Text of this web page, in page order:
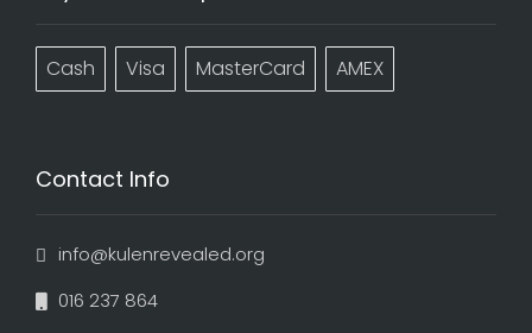
Cash Visa MasterCard AMEX
Contact Info
info@kulenrevealed.org
016 237 864